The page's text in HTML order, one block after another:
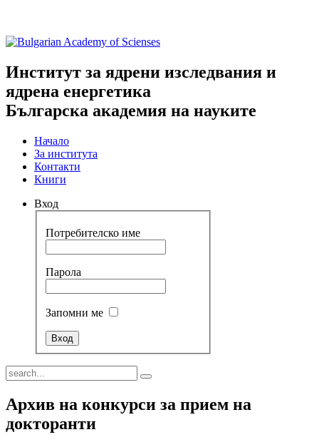
Институт за ядрени изследвания и
ядрена енергетика
Българска академия на науките
Начало
За института
Контакти
Книги
Вход
Потребителско име
Парола
Запомни ме
Архив на конкурси за прием на
докторанти